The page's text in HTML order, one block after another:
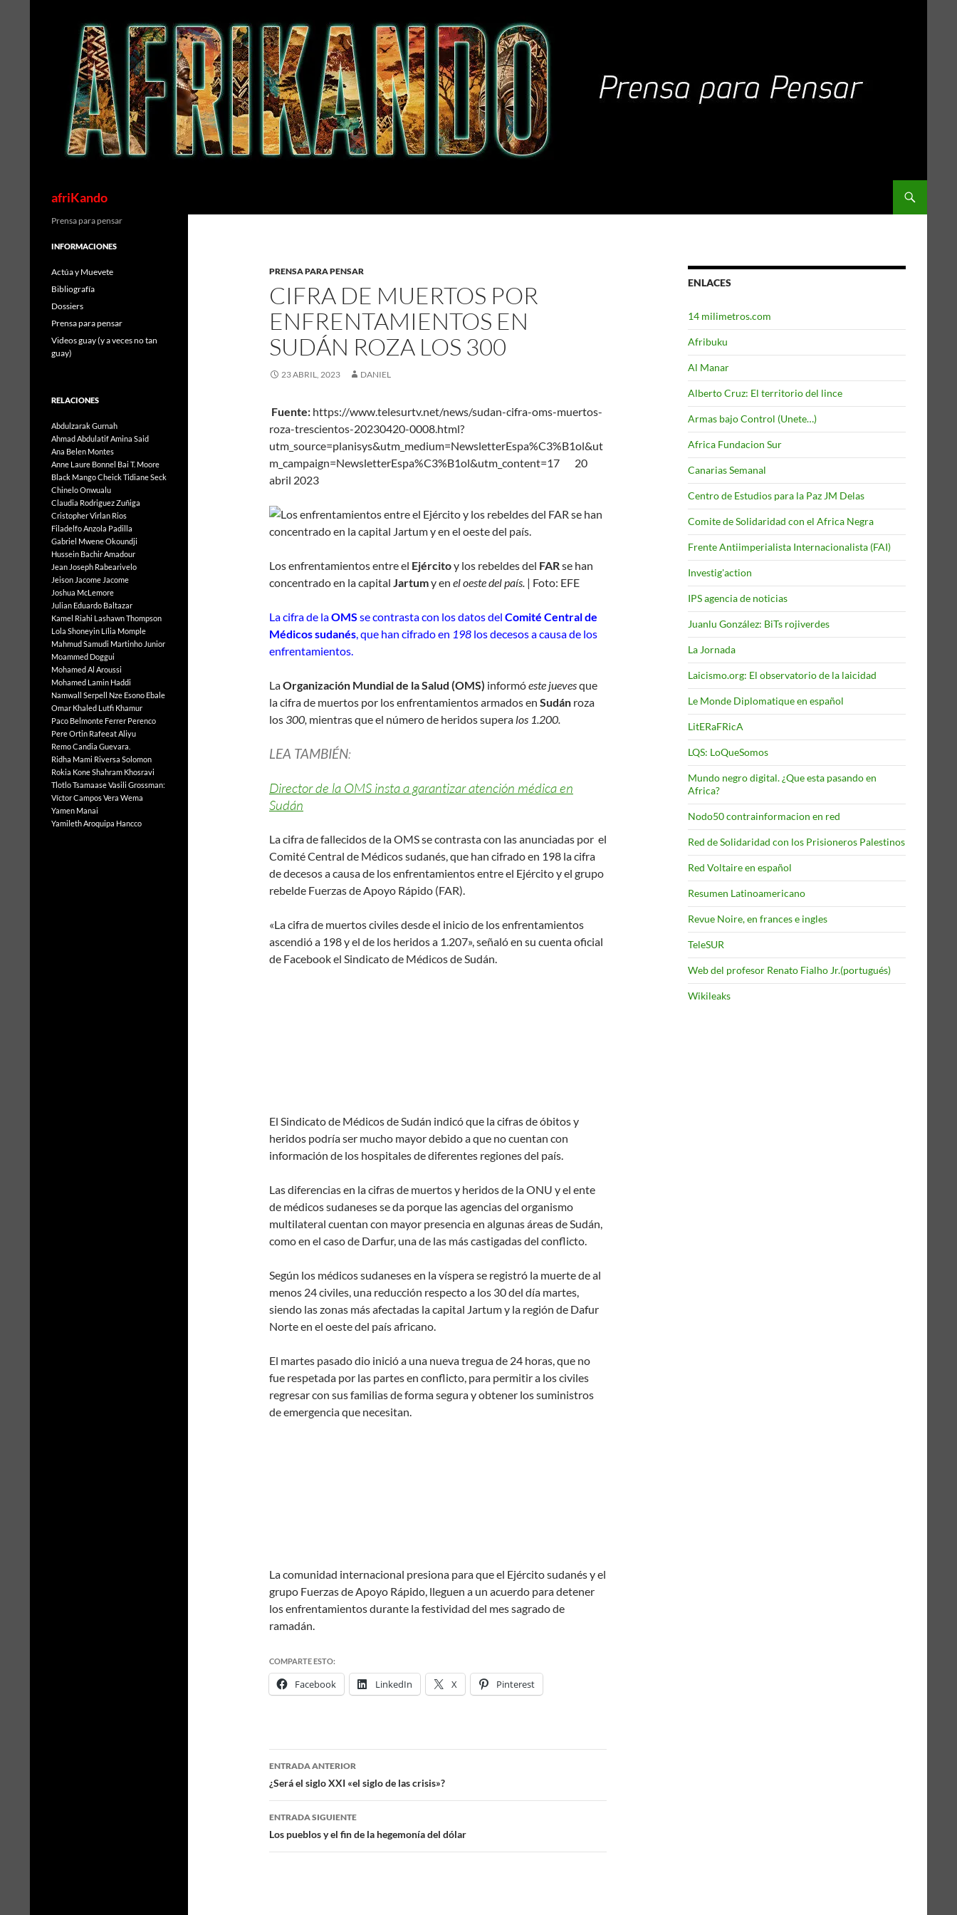
afriKando
PRENSA PARA PENSAR
CIFRA DE MUERTOS POR
ENFRENTAMIENTOS EN
SUDÁN ROZA LOS 300
23 ABRIL, 2023 DANIEL
Fuente: https://www.telesurtv.net/news/sudan-cifra-oms-muertos-
roza-trescientos-20230420-0008.html?
utm_source=planisys&utm_medium=NewsletterEspa%C3%B1ol&ut
m_campaign=NewsletterEspa%C3%B1ol&utm_content=17 20
abril 2023
Los enfrentamientos entre el Ejércitoy los rebeldes del FARse han
concentrado en la capital Jartumy en el oeste del país. | Foto: EFE
La cifra de laOMS se contrasta con los datos del Comité Central de
Médicos sudanés, que han cifrado en 198 los decesos a causa de los
enfrentamientos.
LaOrganización Mundial de la Salud (OMS) informóeste juevesque
la cifra de muertos por los enfrentamientos armados en Sudán roza
los 300, mientras que el número de heridos supera los 1.200.
LEA TAMBIÉN:
Director de la OMS insta a garantizar atención médica en
Sudán
La cifra de fallecidos de la OMS se contrasta con las anunciadas por el
Comité Central de Médicos sudanés, que han cifrado en 198 la cifra
de decesos a causa de los enfrentamientos entre el Ejército y el grupo
rebelde Fuerzas de Apoyo Rápido (FAR).
«La cifra de muertos civiles desde el inicio de los enfrentamientos
ascendió a 198 y el de los heridos a 1.207», señaló en su cuenta oficial
de Facebook el Sindicato de Médicos de Sudán.
El Sindicato de Médicos de Sudán indicó que la cifras de óbitos y
heridos podría ser mucho mayor debido a que no cuentan con
información de los hospitales de diferentes regiones del país.
Las diferencias en la cifras de muertos y heridos de la ONU y el ente
de médicos sudaneses se da porque las agencias del organismo
multilateral cuentan con mayor presencia en algunas áreas de Sudán,
como en el caso de Darfur, una de las más castigadas del conflicto.
Según los médicos sudaneses en la víspera se registró la muerte de al
menos 24 civiles, una reducción respecto a los 30 del día martes,
siendo las zonas más afectadas la capital Jartum y la región de Dafur
Norte en el oeste del país africano.
El martes pasado dio inició a una nueva tregua de 24 horas, que no
fue respetada por las partes en conflicto, para permitir a los civiles
regresar con sus familias de forma segura y obtener los suministros
de emergencia que necesitan.
La comunidad internacional presiona para que el Ejército sudanés y el
grupo Fuerzas de Apoyo Rápido, lleguen a un acuerdo para detener
los enfrentamientos durante la festividad del mes sagrado de
ramadán.
COMPARTE ESTO:
Facebook LinkedIn X Pinterest
Navegación
de
entradas
ENTRADA ANTERIOR
¿Será el siglo XXI «el siglo de las crisis»?
ENTRADA SIGUIENTE
Los pueblos y el fin de la hegemonía del dólar
ENLACES
14 milimetros.com
Afribuku
Al Manar
Alberto Cruz: El territorio del lince
Armas bajo Control (Unete…)
Africa Fundacion Sur
Canarias Semanal
Centro de Estudios para la Paz JM Delas
Comite de Solidaridad con el Africa Negra
Frente Antiimperialista Internacionalista (FAI)
Investig'action
IPS agencia de noticias
Juanlu González: BiTs rojiverdes
La Jornada
Laicismo.org: El observatorio de la laicidad
Le Monde Diplomatique en español
LitERaFRicA
LQS: LoQueSomos
Mundo negro digital. ¿Que esta pasando en
Africa?
Nodo50 contrainformacion en red
Red de Solidaridad con los Prisioneros Palestinos
Red Voltaire en español
Resumen Latinoamericano
Revue Noire, en frances e ingles
TeleSUR
Web del profesor Renato Fialho Jr.(portugués)
Wikileaks
Prensa para pensar
INFORMACIONES
Actúa y Muevete
Bibliografía
Dossiers
Prensa para pensar
Videos guay (y a veces no tan
guay)
RELACIONES
Abdulzarak Gurnah
Ahmad AbdulatifAmina Said
Ana Belen Montes
Anne Laure Bonnel Bai T. Moore
Black MangoCheick Tidiane Seck
Chinelo Onwualu
Claudia Rodriguez Zuñiga
Cristopher Virlan Rios
Filadelfo Anzola Padilla
Gabriel Mwene Okoundji
Hussein Bachir Amadour
Jean Joseph Rabearivelo
Jeison Jacome Jacome
Joshua McLemore
Julian Eduardo Baltazar
Kamel Riahi Lashawn Thompson
Lola Shoneyin Lília Momple
Mahmud Samudi Martinho Junior
Moammed Doggui
Mohamed Al Aroussi
Mohamed Lamin Haddi
Namwall Serpell Nze Esono Ebale
Omar Khaled Lutfi Khamur
Paco Belmonte Ferrer Perenco
Pere Ortin Rafeeat Aliyu
Remo Candia Guevara.
Ridha Mami Riversa Solomon
Rokia KoneShahram Khosravi
Tlotlo TsamaaseVasili Grossman:
Víctor Campos Vera Wema
Yamen Manai
Yamileth Aroquipa Hancco